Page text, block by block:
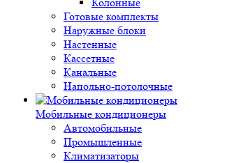
Готовые комплекты
Наружные блоки
Настенные
Кассетные
Канальные
Напольно-потолочные
Мобильные кондиционеры
Автомобильные
Промышленные
Климатизаторы